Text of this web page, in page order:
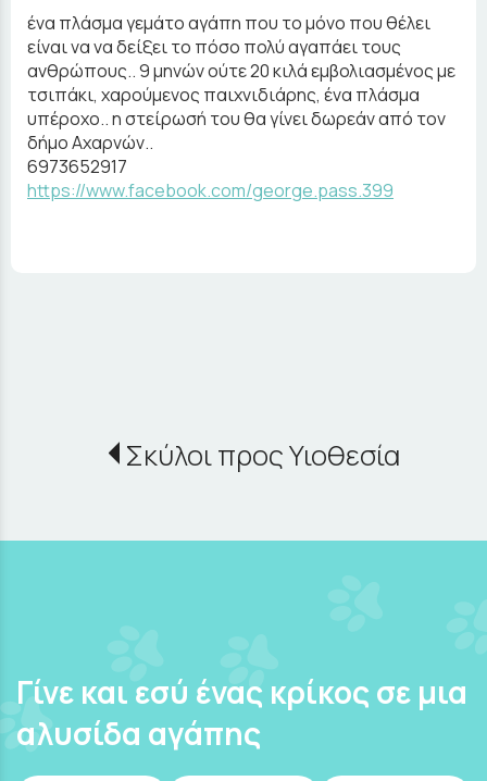
ένα πλάσμα γεμάτο αγάπη που το μόνο που θέλει
είναι να να δείξει το πόσο πολύ αγαπάει τους
ανθρώπους.. 9 μηνών ούτε 20 κιλά εμβολιασμένος με
τσιπάκι, χαρούμενος παιχνιδιάρης, ένα πλάσμα
υπέροχο.. η στείρωσή του θα γίνει δωρεάν από τον
δήμο Αχαρνών..
6973652917
https://www.facebook.com/george.pass.399
Σκύλοι προς Υιοθεσία
Γίνε και εσύ ένας κρίκος σε μια
αλυσίδα αγάπης